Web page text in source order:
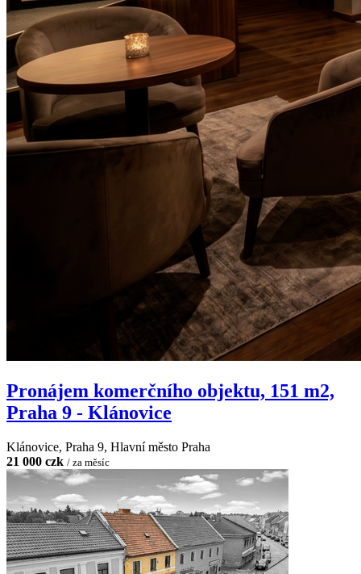
Pronájem komerčního objektu, 151 m2,
Praha 9 - Klánovice
Klánovice, Praha 9, Hlavní město Praha
21 000 czk / za měsíc